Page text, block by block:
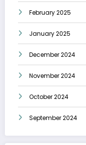
February 2025
January 2025
December 2024
November 2024
October 2024
September 2024